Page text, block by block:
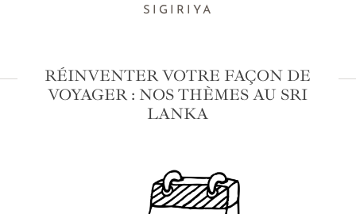
SIGIRIYA
RÉINVENTER VOTRE FAÇON DE
VOYAGER : NOS THÈMES AU SRI
LANKA